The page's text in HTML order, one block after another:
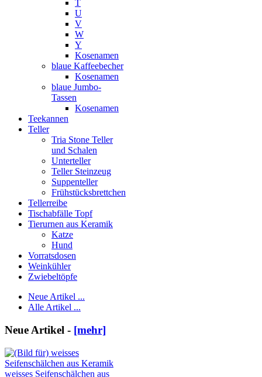
T
U
V
W
Y
Kosenamen
blaue Kaffeebecher
Kosenamen
blaue Jumbo-
Tassen
Kosenamen
Teekannen
Teller
Tria Stone Teller
und Schalen
Unterteller
Teller Steinzeug
Suppenteller
Frühstücksbrettchen
Tellerreibe
Tischabfälle Topf
Tierurnen aus Keramik
Katze
Hund
Vorratsdosen
Weinkühler
Zwiebeltöpfe
Neue Artikel ...
Alle Artikel ...
Neue Artikel - [mehr]
weisses Seifenschälchen aus